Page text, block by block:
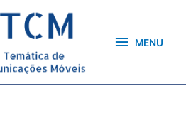
MENU